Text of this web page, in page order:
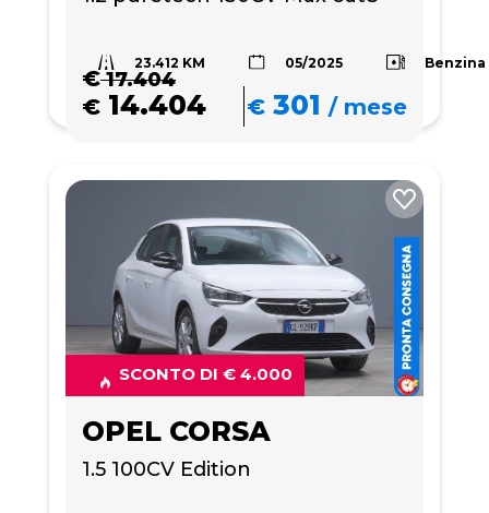
23.412 KM 05/2025 Benzina
€17.404
€ 14.404 € 301 /mese
SCONTO DI € 4.000
OPEL CORSA
1.5 100CV Edition